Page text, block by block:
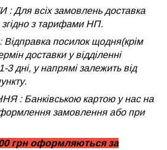
Для всіх замовлень доставка
згідно з тарифами НП.
посилок щодня(крім
доставки у відділенні
3 дні, у напрямі залежить від
: Банківською картою у нас на
замовлення або при
грн оформляються за